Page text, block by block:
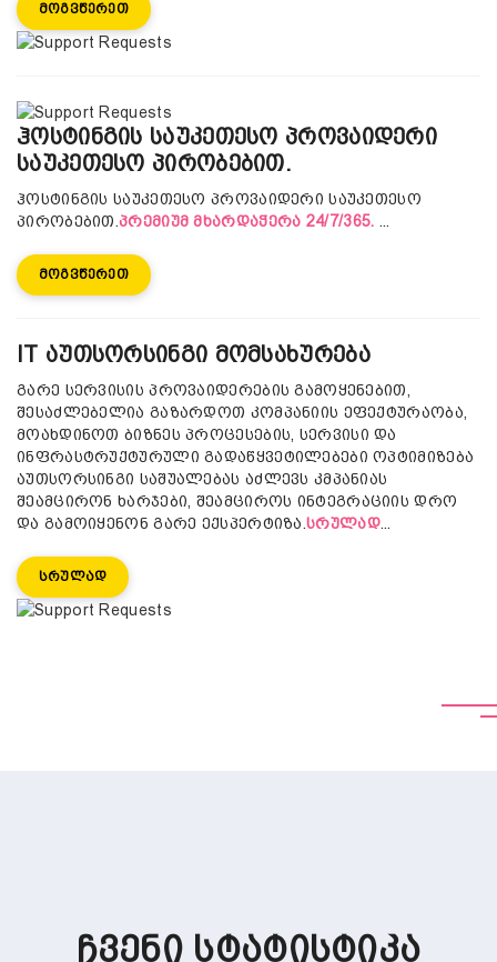
მოძებნეთ სასურველი
მასშტაბირებ |
გარე სერვისის პროვაიდერების გამოყენებით,
Მოგვწერეთ
ჰოსტინგის საუკეთესო პროვაიდერი
საუკეთესო პირობებით.
ჰოსტინგის საუკეთესო პროვაიდერი საუკეთესო
პირობებით.პრემიუმ მხარდაჭერა 24/7/365.
Მოგვწერეთ
IT აუთსორსინგი მომსახურება
გარე სერვისის პროვაიდერების გამოყენებით,
შესაძლებელია გაზარდოთ კომპანიის ეფექტურაობა,
მოახდინოთ ბიზნეს პროცესების, სერვისი და
ინფრასტრუქტურული გადაწყვეტილებები ოპტიმიზება
აუთსორსინგი საშუალებას აძლევს კმპანიას
შეამცირონ ხარჯები, შეამციროს ინტეგრაციის დრო
და გამოიყენონ გარე ექსპერტიზა.სრულად...
Სრულად
Ჩვენი Სტატისტიკა